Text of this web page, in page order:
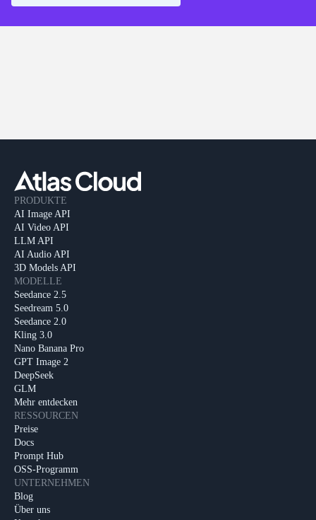
PRODUKTE
AI Image API
AI Video API
LLM API
AI Audio API
3D Models API
MODELLE
Seedance 2.5
Seedream 5.0
Seedance 2.0
Kling 3.0
Nano Banana Pro
GPT Image 2
DeepSeek
GLM
Mehr entdecken
RESSOURCEN
Preise
Docs
Prompt Hub
OSS-Programm
UNTERNEHMEN
Blog
Über uns